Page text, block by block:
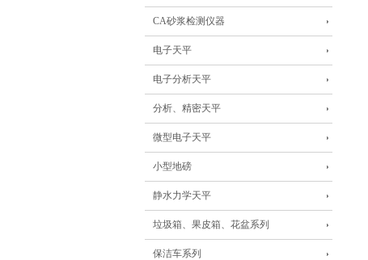
CA砂浆检测仪器
电子天平
电子分析天平
分析、精密天平
微型电子天平
小型地磅
静水力学天平
垃圾箱、果皮箱、花盆系列
保洁车系列